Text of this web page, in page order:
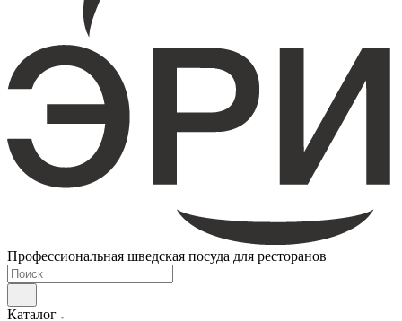
Профессиональная шведская посуда для ресторанов
Каталог